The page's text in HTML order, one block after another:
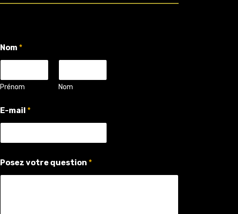
Nom *
Prénom Nom
E-mail *
o
m
Posez votre question *